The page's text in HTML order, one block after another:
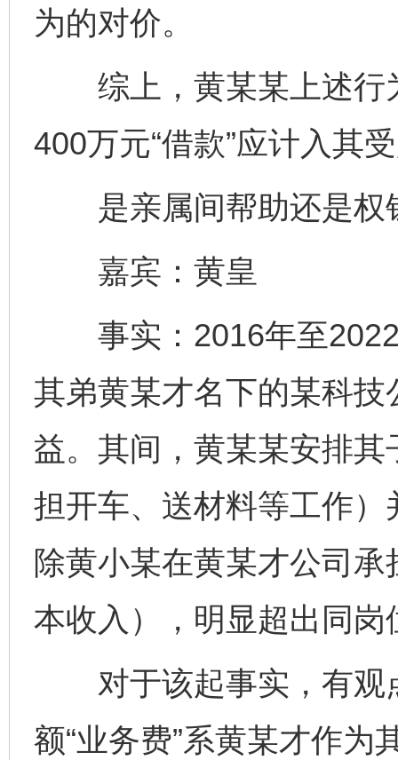
为的对价。
综上，黄某某上述行
400万元“借款”应计入其
是亲属间帮助还是权
嘉宾：黄皇
事实：2016年至2022
其弟黄某才名下的某科
益。其间，黄某某安排
担开车、送材料等工作）
除黄小某在黄某才公司
本收入），明显超出同
对于该起事实，有观
额“业务费”系黄某才作为